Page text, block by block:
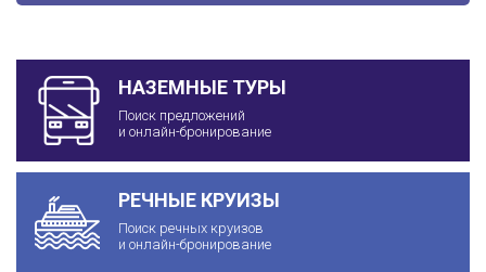
НАЗЕМНЫЕ ТУРЫ
Поиск предложений
и онлайн-бронирование
РЕЧНЫЕ КРУИЗЫ
Поиск речных круизов
и онлайн-бронирование